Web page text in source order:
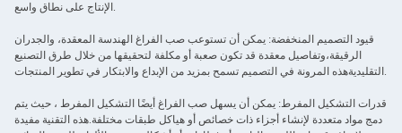
الإنتاج على نطاق واسع.
قيود التصميم المنخفضة: يمكن أن تستوعب صب الفراغ الهندسة المعقدة، والجدران
الرقيقة،وتفاصيل معقدة قد تكون صعبة أو مكلفة لتحقيقها من خلال طرق التصنيع
التقليديةهذه المرونة في التصميم تسمح بمزيد من الإبداع والابتكار في تطوير المنتجات.
قدرات التشكيل المفرط: يمكن أن يسهل صب الفراغ أيضًا التشكيل المفرط ، حيث يتم
دمج مواد متعددة لإنشاء أجزاء ذات خصائص أو هياكل طبقات مختلفة.هذه التقنية مفيدة